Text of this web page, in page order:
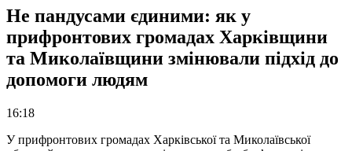
Не пандусами єдиними: як у
прифронтових громадах Харківщини
та Миколаївщини змінювали підхід до
допомоги людям
16:18
У прифронтових громадах Харківської та Миколаївської